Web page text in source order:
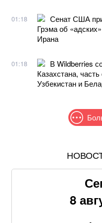
01:18
Сенат США
Грэма об
Ирана
01:18
В Wildberries
Казахстана,
Узбекистан и
Жителям шести
Продать квартиру
введут новые проверки
8